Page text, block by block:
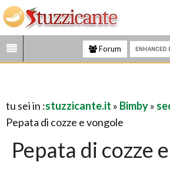
Forum
tu sei in :stuzzicante.it » Bimby»
Pepata di cozze e vongole
Pepata di cozze